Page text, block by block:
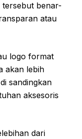
tersebut benar-
atau
logo format
akan lebih
sandingkan
aksesoris
dari